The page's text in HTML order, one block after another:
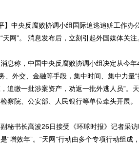
中央反腐败协调小组国际追逃追赃工作办
网”。 消息发布后，立刻引起外国媒体关注
称，中国中央反腐败协调小组决定从今年
、外交、金融等手段，集中时间、集中力量
追缴一批涉案资产，劝返一批外逃人员”。
察院、公安部、人民银行等单位牵头开展。
书长高波26日接受《环球时报》记者采访
“增效年”。“天网”行动由多个专项行动组成